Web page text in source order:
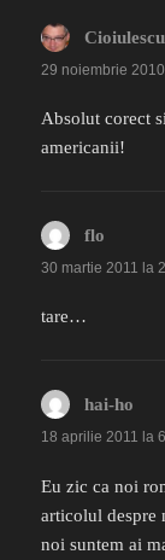
Cioiulescu
29 noiembrie
Absolut corect
americanii!
flo
30 martie 2011 la
tare…
hai-ho
18 aprilie 2011 la
Eu zic ca noi
articolul despre
noi suntem ai